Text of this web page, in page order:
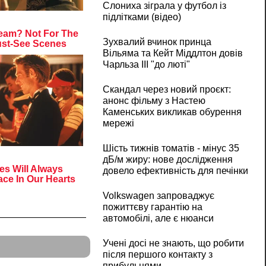
Слониха зіграла у футбол із
підлітками (відео)
Зухвалий вчинок принца
Вільяма та Кейт Міддлтон довів
Чарльза III "до люті"
Скандал через новий проєкт:
анонс фільму з Настею
Каменських викликав обурення
мережі
Шість тижнів томатів - мінус 35
дБ/м жиру: нове дослідження
довело ефективність для печінки
Volkswagen запроваджує
пожиттєву гарантію на
автомобілі, але є нюанси
Учені досі не знають, що робити
після першого контакту з